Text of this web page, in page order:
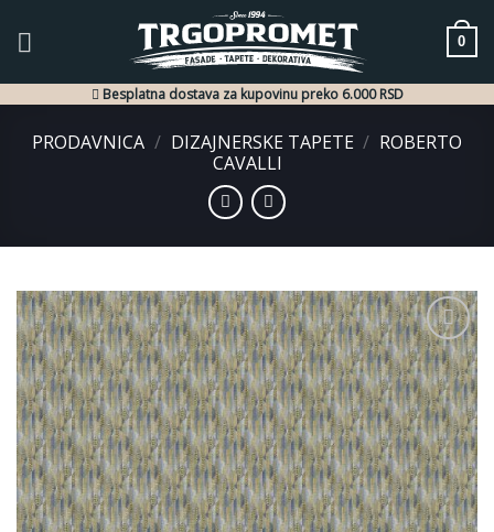
0
Besplatna dostava za kupovinu preko 6.000 RSD
PRODAVNICA / DIZAJNERSKE TAPETE / ROBERTO
CAVALLI
Dodaj
u listu
želja